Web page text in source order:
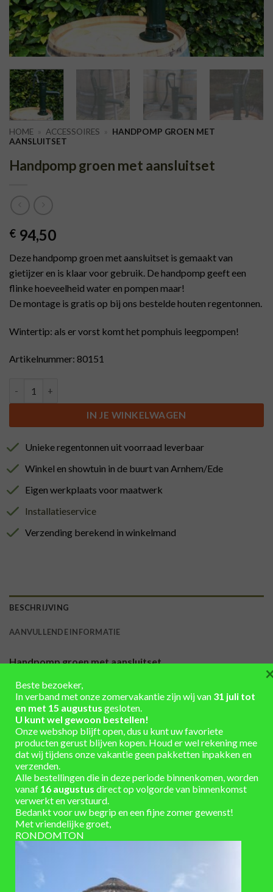
HOME » ACCESSOIRES » HANDPOMP GROEN MET
AANSLUITSET
Handpomp groen met aansluitset
€ 94,50
Deze handpomp groen met aansluitset is gemaakt van
gietijzer en is klaar voor gebruik. De handpomp geeft een
flinke hoeveelheid water en pompen maar!
De montage is gratis op bij ons bestelde houten regentonnen.
Wintertip: als er vorst komt het pomphuis leegpompen!
Artikelnummer: 80151
IN JE WINKELWAGEN
Unieke regentonnen uit voorraad leverbaar
Winkel en showtuin in de buurt van Arnhem/Ede
Eigen werkplaats voor maatwerk
Installatieservice
Verzending berekend in winkelmand
BESCHRIJVING
AANVULLENDE INFORMATIE
Handpomp groen met aansluitset
Een nieuwe handpomp helemaal klaar voor gebruik, de pomp
is gesmeerd en is inclusief de PVC aansluitset.
Sterk en gaat jarenlang mee. Of bestel gelijk een houten
regenton met
handpomphttps://rondomton.nl/product/regentonnen/
van-hout-met-handpomp-225l/
Uiteraard kan de handpomp op alle soorten houten
regentonnen gemonteerd worden.
Ook voor het onderhoud van de handpomp kunt u bij ons
terecht.
Beste bezoeker,
In verband met onze zomervakantie zijn wij van 31 juli tot
en met 15 augustus gesloten.
U kunt wel gewoon bestellen!
Onze webshop blijft open, dus u kunt uw favoriete
producten gerust blijven kopen. Houd er wel rekening mee
dat wij tijdens onze vakantie geen pakketten inpakken en
verzenden.
Alle bestellingen die in deze periode binnenkomen, worden
vanaf 16 augustus direct op volgorde van binnenkomst
verwerkt en verstuurd.
Bedankt voor uw begrip en een fijne zomer gewenst!
Met vriendelijke groet,
RONDOMTON